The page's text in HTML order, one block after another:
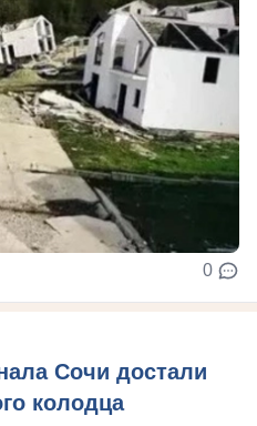
0
Сочи достали
колодца